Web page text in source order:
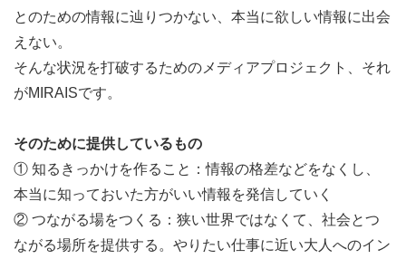
とのための情報に辿りつかない、本当に欲しい情報に出会
えない。
そんな状況を打破するためのメディアプロジェクト、それ
がMIRAISです。
そのために提供しているもの
① 知るきっかけを作ること：情報の格差などをなくし、
本当に知っておいた方がいい情報を発信していく
② つながる場をつくる：狭い世界ではなくて、社会とつ
ながる場所を提供する。やりたい仕事に近い大人へのイン